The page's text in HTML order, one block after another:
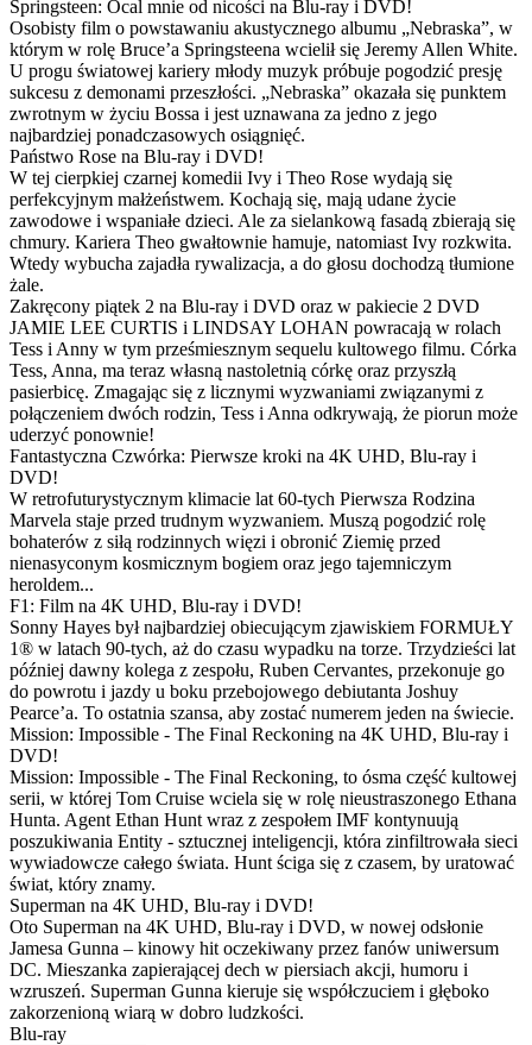
Springsteen: Ocal mnie od nicości na Blu-ray i DVD!
Osobisty film o powstawaniu akustycznego albumu „Nebraska”, w
którym w rolę Bruce’a Springsteena wcielił się Jeremy Allen White.
U progu światowej kariery młody muzyk próbuje pogodzić presję
sukcesu z demonami przeszłości. „Nebraska” okazała się punktem
zwrotnym w życiu Bossa i jest uznawana za jedno z jego
najbardziej ponadczasowych osiągnięć.
Państwo Rose na Blu-ray i DVD!
W tej cierpkiej czarnej komedii Ivy i Theo Rose wydają się
perfekcyjnym małżeństwem. Kochają się, mają udane życie
zawodowe i wspaniałe dzieci. Ale za sielankową fasadą zbierają się
chmury. Kariera Theo gwałtownie hamuje, natomiast Ivy rozkwita.
Wtedy wybucha zajadła rywalizacja, a do głosu dochodzą tłumione
żale.
Zakręcony piątek 2 na Blu-ray i DVD oraz w pakiecie 2 DVD
JAMIE LEE CURTIS i LINDSAY LOHAN powracają w rolach
Tess i Anny w tym prześmiesznym sequelu kultowego filmu. Córka
Tess, Anna, ma teraz własną nastoletnią córkę oraz przyszłą
pasierbicę. Zmagając się z licznymi wyzwaniami związanymi z
połączeniem dwóch rodzin, Tess i Anna odkrywają, że piorun może
uderzyć ponownie!
Fantastyczna Czwórka: Pierwsze kroki na 4K UHD, Blu-ray i
DVD!
W retrofuturystycznym klimacie lat 60-tych Pierwsza Rodzina
Marvela staje przed trudnym wyzwaniem. Muszą pogodzić rolę
bohaterów z siłą rodzinnych więzi i obronić Ziemię przed
nienasyconym kosmicznym bogiem oraz jego tajemniczym
heroldem...
F1: Film na 4K UHD, Blu-ray i DVD!
Sonny Hayes był najbardziej obiecującym zjawiskiem FORMUŁY
1® w latach 90-tych, aż do czasu wypadku na torze. Trzydzieści lat
później dawny kolega z zespołu, Ruben Cervantes, przekonuje go
do powrotu i jazdy u boku przebojowego debiutanta Joshuy
Pearce’a. To ostatnia szansa, aby zostać numerem jeden na świecie.
Mission: Impossible - The Final Reckoning na 4K UHD, Blu-ray i
DVD!
Mission: Impossible - The Final Reckoning, to ósma część kultowej
serii, w której Tom Cruise wciela się w rolę nieustraszonego Ethana
Hunta. Agent Ethan Hunt wraz z zespołem IMF kontynuują
poszukiwania Entity - sztucznej inteligencji, która zinfiltrowała sieci
wywiadowcze całego świata. Hunt ściga się z czasem, by uratować
świat, który znamy.
Superman na 4K UHD, Blu-ray i DVD!
Oto Superman na 4K UHD, Blu-ray i DVD, w nowej odsłonie
Jamesa Gunna – kinowy hit oczekiwany przez fanów uniwersum
DC. Mieszanka zapierającej dech w piersiach akcji, humoru i
wzruszeń. Superman Gunna kieruje się współczuciem i głęboko
zakorzenioną wiarą w dobro ludzkości.
Blu-ray